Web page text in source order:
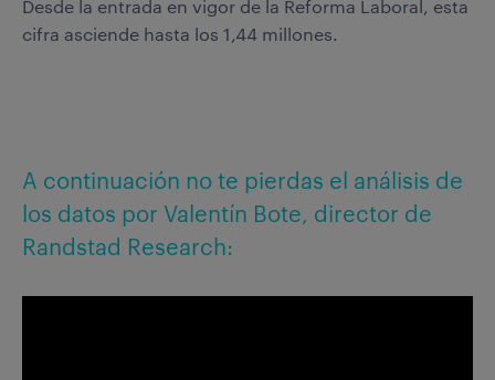
Desde la entrada en vigor de la Reforma Laboral, esta
cifra asciende hasta los 1,44 millones.
A continuación no te pierdas el análisis de
los datos por Valentín Bote, director de
Randstad Research: